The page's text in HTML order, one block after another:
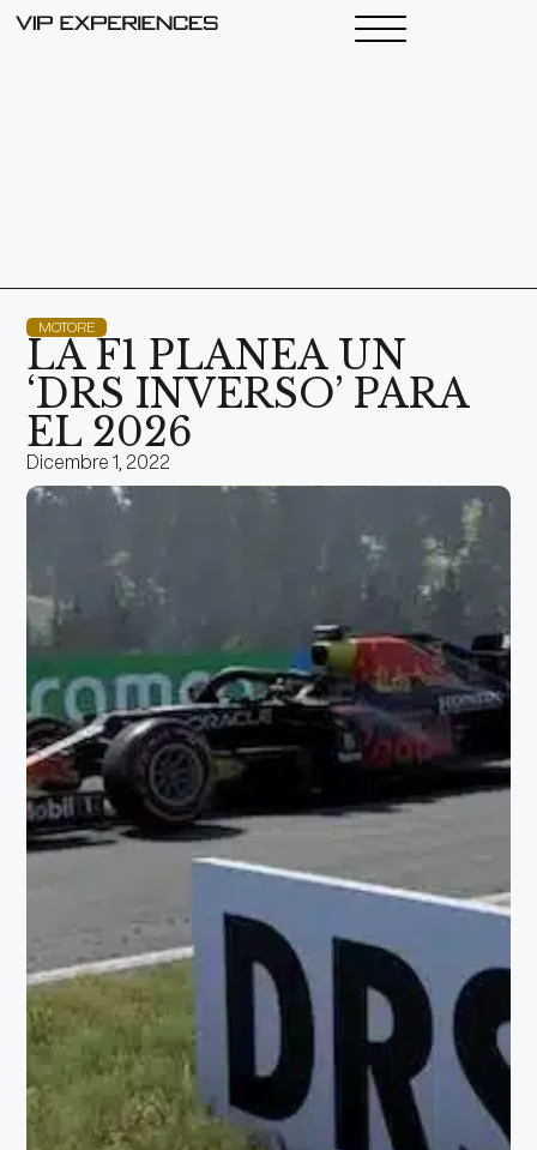
MOTORE
LA F1 PLANEA UN
‘DRS INVERSO’ PARA
EL 2026
Dicembre 1, 2022